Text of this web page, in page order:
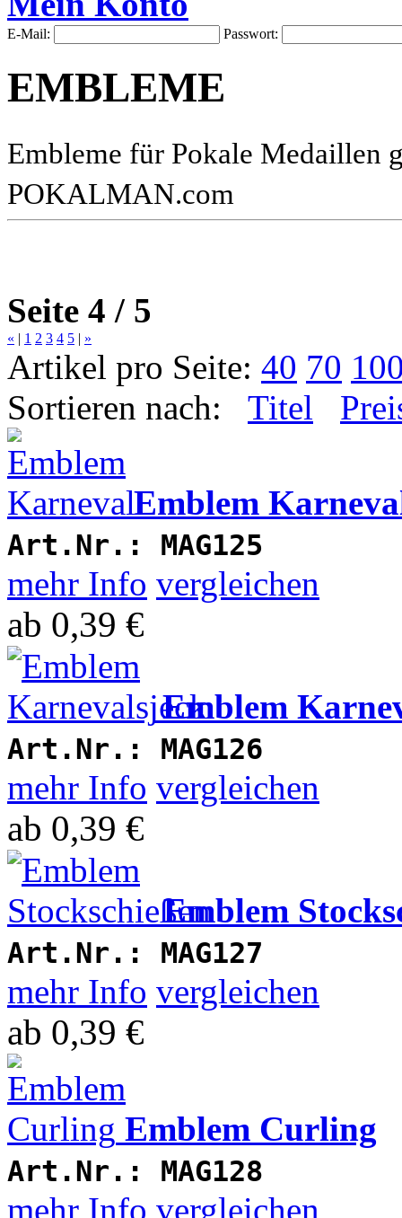
E-Mail: Passwort:
EMBLEME
Embleme für Pokale Medaillen
POKALMAN.com
Seite 4 / 5
« | 1 2 3 4 5 | »
Artikel pro Seite: 40 70
Sortieren nach: Titel
Emblem
Art.Nr.: MAG125
mehr Info vergleichen
ab 0,39 €
Emblem
Art.Nr.: MAG126
mehr Info vergleichen
ab 0,39 €
Emblem
Art.Nr.: MAG127
mehr Info vergleichen
ab 0,39 €
Emblem Curling
Art.Nr.: MAG128
mehr Info vergleichen